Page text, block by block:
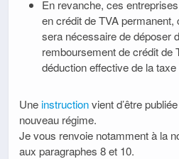
En revanche, ces
en crédit de TVA permanent,
sera nécessaire de déposer
remboursement de crédit de
déduction effective de la
Une instructionvient d’être
nouveau régime.
Je vous renvoie notamment à la
aux paragraphes 8 et 10.